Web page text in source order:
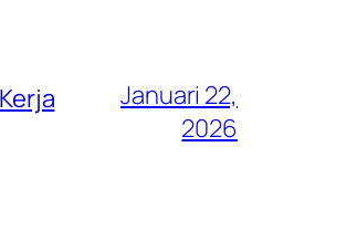
Januari 22,
2026